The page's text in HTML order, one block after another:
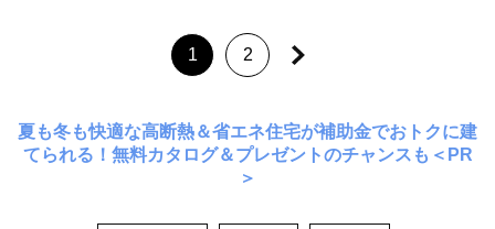
1 2
夏も冬も快適な高断熱＆省エネ住宅が補助金でおトクに建
てられる！無料カタログ＆プレゼントのチャンスも＜PR
＞